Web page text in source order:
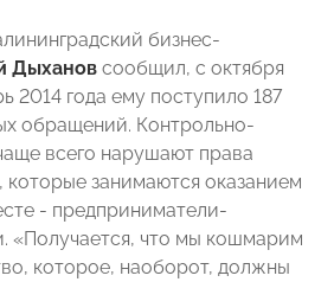
бизнес-
Дыханов сообщил, с октября
2014 года ему поступило 187
обращений. Контрольно-
всего нарушают права
занимаются оказанием
- предприниматели-
«Получается, что мы кошмарим
которое, наоборот, должны